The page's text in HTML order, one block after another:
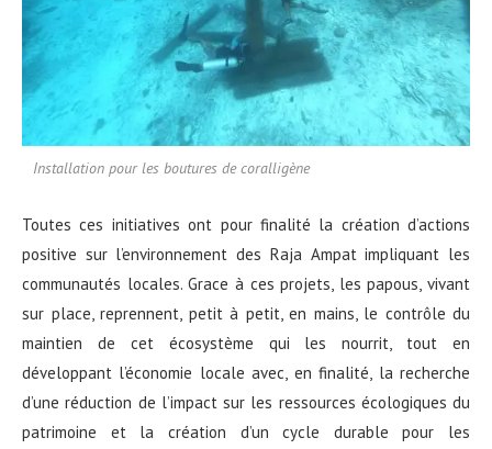
Installation pour les boutures de coralligène
Toutes ces initiatives ont pour finalité la création d’actions
positive sur l’environnement des Raja Ampat impliquant les
communautés locales. Grace à ces projets, les papous, vivant
sur place, reprennent, petit à petit, en mains, le contrôle du
maintien de cet écosystème qui les nourrit, tout en
développant l’économie locale avec, en finalité, la recherche
d’une réduction de l’impact sur les ressources écologiques du
patrimoine et la création d’un cycle durable pour les